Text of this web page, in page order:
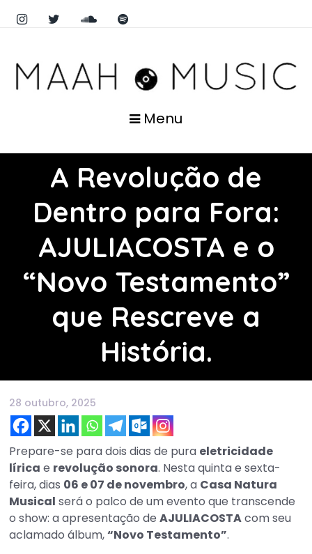
Menu
A Revolução de
Dentro para Fora:
AJULIACOSTA e o
“Novo Testamento”
que Rescreve a
História.
28 outubro, 2025
Prepare-se para dois dias de pura eletricidade
lírica e revolução sonora. Nesta quinta e sexta-
feira, dias 06 e 07 de novembro, a Casa Natura
Musical será o palco de um evento que transcende
o show: a apresentação deAJULIACOSTAcom seu
aclamado álbum,“Novo Testamento”.